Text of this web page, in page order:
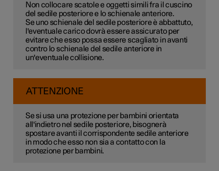
Non collocare scatole e oggetti simili fra il cuscino
del sedile posteriore e lo schienale anteriore.
Se uno schienale del sedile posteriore è abbattuto,
l'eventuale carico dovrà essere assicurato per
evitare che esso possa essere scagliato in avanti
contro lo schienale del sedile anteriore in
un'eventuale collisione.
ATTENZIONE
Se si usa una protezione per bambini orientata
all'indietro nel sedile posteriore, bisognerà
spostare avanti il corrispondente sedile anteriore
in modo che esso non sia a contatto con la
protezione per bambini.